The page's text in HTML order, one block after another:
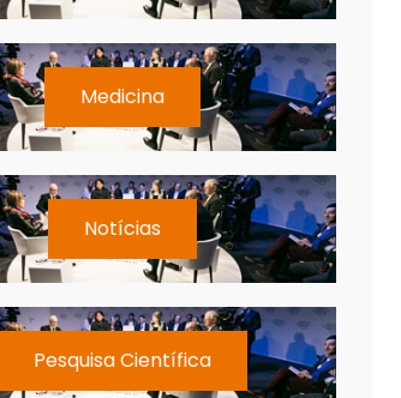
Medicina
Notícias
Pesquisa Científica